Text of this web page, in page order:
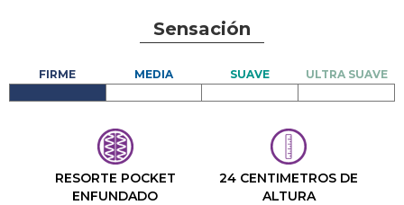
Sensación
RESORTE POCKET
ENFUNDADO
24 CENTIMETROS DE
ALTURA